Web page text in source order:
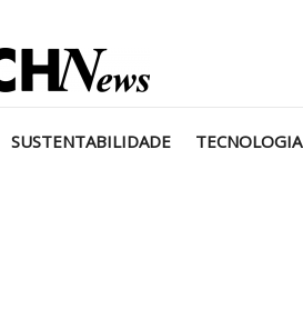
SUSTENTABILIDADE TECNOLOGIA